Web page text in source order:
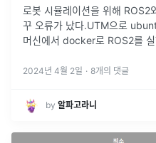
로봇 시뮬레이션을 위해
꾸 오류가 났다.UTM으로
머신에서 docker로 ROS2를
2024년 4월 2일 · 8개의 댓글
by 알파고라니